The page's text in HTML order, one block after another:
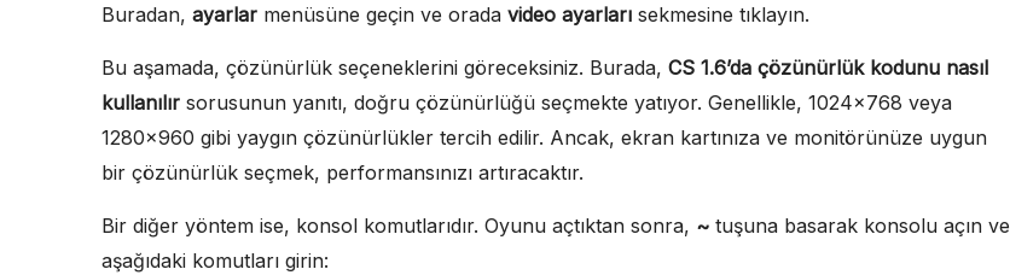
Buradan, ayarlar menüsüne geçin ve orada video ayarları sekmesine tıklayın.
Bu aşamada, çözünürlük seçeneklerini göreceksiniz. Burada, CS 1.6’da çözünürlük kodunu nasıl
kullanılır sorusunun yanıtı, doğru çözünürlüğü seçmekte yatıyor. Genellikle, 1024×768 veya
1280×960 gibi yaygın çözünürlükler tercih edilir. Ancak, ekran kartınıza ve monitörünüze uygun
bir çözünürlük seçmek, performansınızı artıracaktır.
Bir diğer yöntem ise, konsol komutlarıdır. Oyunu açtıktan sonra, ~ tuşuna basarak konsolu açın ve
aşağıdaki komutları girin: